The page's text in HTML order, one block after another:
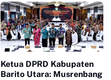
Kabupaten Barito Utara
Ketua DPRD Kabupaten
Barito Utara: Musrenbang